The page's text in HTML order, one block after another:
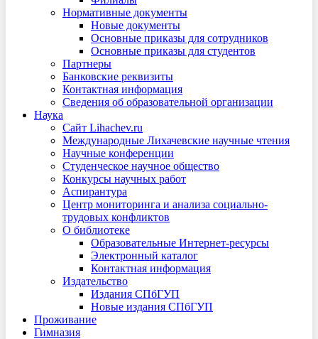
Нормативные документы
Новые документы
Основные приказы для сотрудников
Основные приказы для студентов
Партнеры
Банковские реквизиты
Контактная информация
Сведения об образовательной организации
Наука
Сайт Lihachev.ru
Международные Лихачевские научные чтения
Научные конференции
Студенческое научное общество
Конкурсы научных работ
Аспирантура
Центр мониторинга и анализа социально-
трудовых конфликтов
О библиотеке
Образовательные Интернет-ресурсы
Электронный каталог
Контактная информация
Издательство
Издания СПбГУП
Новые издания СПбГУП
Проживание
Гимназия